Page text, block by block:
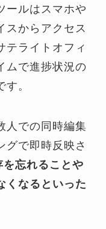
ールはスマホや
スからアクセス
テライトオフィ
ムで進捗状況の
。
人での同時編集
グで即時反映さ
忘れることや
くなるといった